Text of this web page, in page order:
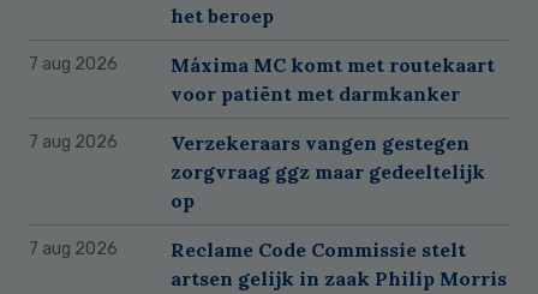
het beroep
7 aug 2026
Máxima MC komt met routekaart
voor patiënt met darmkanker
7 aug 2026
Verzekeraars vangen gestegen
zorgvraag ggz maar gedeeltelijk
op
7 aug 2026
Reclame Code Commissie stelt
artsen gelijk in zaak Philip Morris